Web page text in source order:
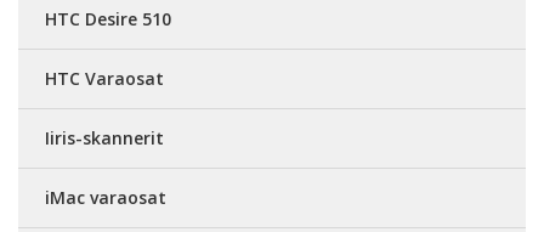
HTC Desire 510
HTC Varaosat
Iiris-skannerit
iMac varaosat